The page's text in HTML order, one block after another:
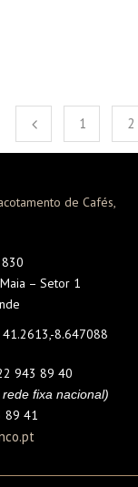
1 2
de Cafés,
– Setor 1
41.2613,-8.647088
943 89 40
fixa nacional)
89 41